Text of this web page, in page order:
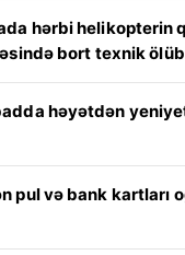
bort texnik ölüb